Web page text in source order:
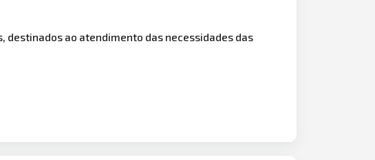
destinados ao atendimento das necessidades das